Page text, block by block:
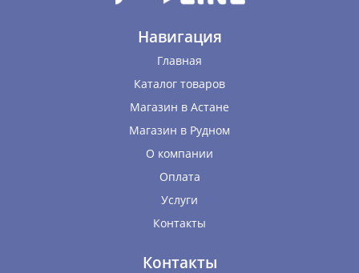
Навигация
Главная
Каталог товаров
Магазин в Астане
Магазин в Рудном
О компании
Оплата
Услуги
Контакты
Контакты